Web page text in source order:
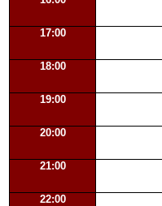
17:00
18:00
19:00
20:00
21:00
22:00